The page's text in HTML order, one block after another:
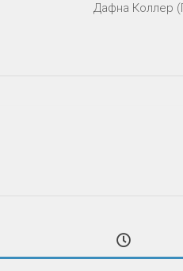
Дафна Коллер